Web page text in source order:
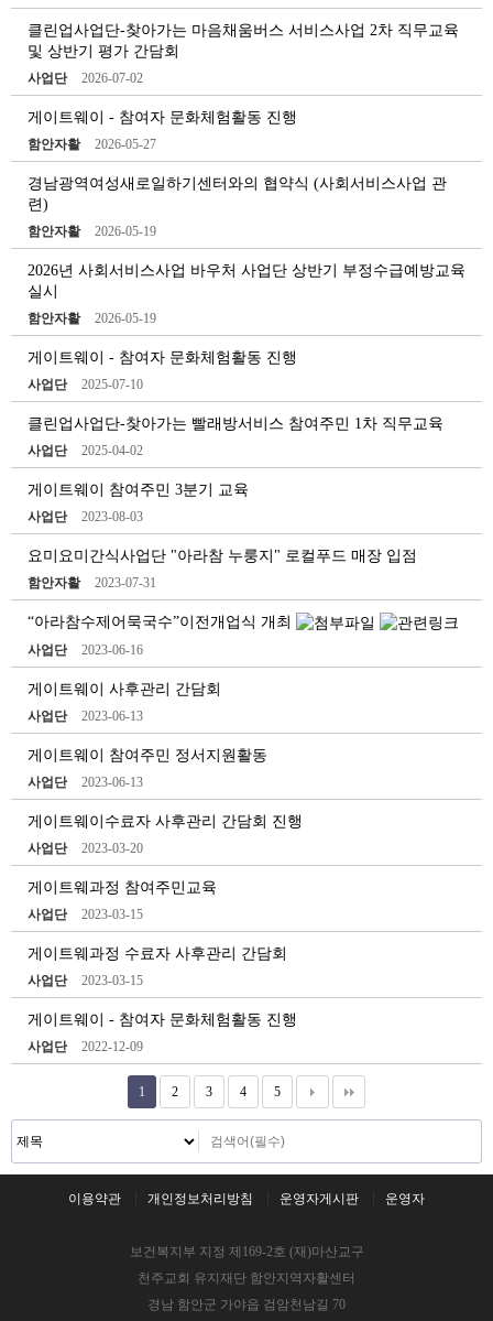
클린업사업단-찾아가는 마음채움버스 서비스사업 2차 직무교육
및 상반기 평가 간담회
사업단 2026-07-02
게이트웨이 - 참여자 문화체험활동 진행
함안자활 2026-05-27
경남광역여성새로일하기센터와의 협약식 (사회서비스사업 관
련)
함안자활 2026-05-19
2026년 사회서비스사업 바우처 사업단 상반기 부정수급예방교육
실시
함안자활 2026-05-19
게이트웨이 - 참여자 문화체험활동 진행
사업단 2025-07-10
클린업사업단-찾아가는 빨래방서비스 참여주민 1차 직무교육
사업단 2025-04-02
게이트웨이 참여주민 3분기 교육
사업단 2023-08-03
요미요미간식사업단 "아라참 누룽지" 로컬푸드 매장 입점
함안자활 2023-07-31
“아라참수제어묵국수”이전개업식 개최
사업단 2023-06-16
게이트웨이 사후관리 간담회
사업단 2023-06-13
게이트웨이 참여주민 정서지원활동
사업단 2023-06-13
게이트웨이수료자 사후관리 간담회 진행
사업단 2023-03-20
게이트웨과정 참여주민교육
사업단 2023-03-15
게이트웨과정 수료자 사후관리 간담회
사업단 2023-03-15
게이트웨이 - 참여자 문화체험활동 진행
사업단 2022-12-09
1 2 3 4 5
이용약관 개인정보처리방침 운영자게시판 운영자
보건복지부 지정 제169-2호 (재)마산교구
천주교회 유지재단 함안지역자활센터
경남 함안군 가야읍 검암천남길 70